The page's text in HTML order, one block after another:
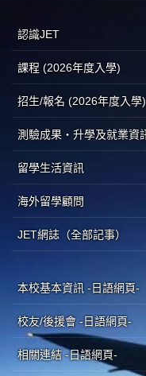
認識JET
課程 (2026年度入學)
招生/報名 (2026年度入學)
測驗成果・升學及就業資
留學生活資訊
海外留學顧問
JET網誌（全部記事）
本校基本資訊 -日語網頁-
校友/後援會 -日語網頁-
相關連結 -日語網頁-